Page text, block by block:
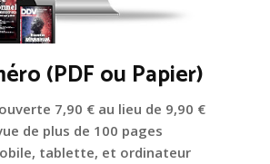
(PDF ou Papier)
7,90 € au lieu de 9,90 €
de plus de 100 pages
tablette, et ordinateur